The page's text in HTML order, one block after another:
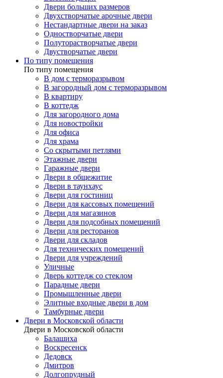
Двери больших размеров
Двухстворчатые арочные двери
Нестандартные двери на заказ
Одностворчатые двери
Полуторастворчатые двери
Двустворчатые двери
По типу помещения
По типу помещения
В дом с терморазрывом
В загородный дом с терморазрывом
В квартиру
В коттедж
Для загородного дома
Для новостройки
Для офиса
Для храма
Со скрытыми петлями
Этажные двери
Гаражные двери
Двери в общежитие
Двери в таунхаус
Двери для гостиниц
Двери для кассовых помещений
Двери для магазинов
Двери для подсобных помещений
Двери для ресторанов
Двери для складов
Для технических помещений
Двери для учреждений
Уличные
Дверь коттедж со стеклом
Парадные двери
Промышленные двери
Элитные входные двери в дом
Тамбурные двери
Двери в Московской области
Двери в Московской области
Балашиха
Воскресенск
Дедовск
Дмитров
Долгопрудный